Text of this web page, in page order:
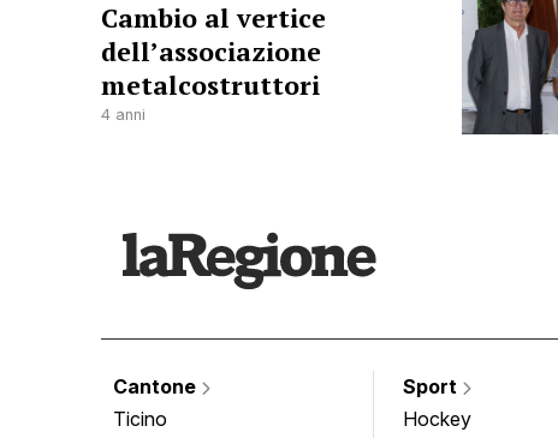
Cambio al vertice
dell’associazione
metalcostruttori
4 anni
Cantone
Ticino
Sport
Hockey